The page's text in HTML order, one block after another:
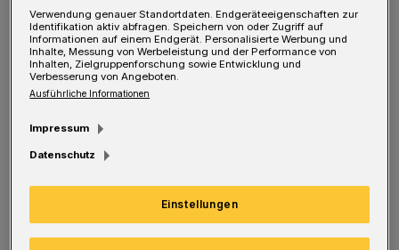
unter dem Motto „Protest gegen den geplanten
Ausbau der L419“, die um 13 Uhr an der
Bushaltestelle Parkstraße/Am Knöchel
beginnt. „Insbesondere während des damit
verbundenen Aufzugs ist zwischen der Straße
Verwendung genauer Standortdaten. Endgeräteeigenschaften zur
Identifikation aktiv abfragen. Speichern von oder Zugriff auf
Informationen auf einem Endgerät. Personalisierte Werbung und
Inhalte, Messung von Werbeleistung und der Performance von
Inhalten, Zielgruppenforschung sowie Entwicklung und
Verbesserung von Angeboten.
Ausführliche Informationen
Impressum
Datenschutz
Einstellungen